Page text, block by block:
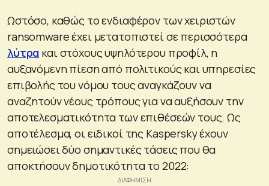
Ωστόσο, καθώς το ενδιαφέρον των χειριστών
ransomware έχει μετατοπιστεί σε περισσότερα
λύτρα και στόχους υψηλότερου προφίλ, η
αυξανόμενη πίεση από πολιτικούς και υπηρεσίες
επιβολής του νόμου τους αναγκάζουν να
αναζητούν νέους τρόπους για να αυξήσουν την
αποτελεσματικότητα των επιθέσεών τους. Ως
αποτέλεσμα, οι ειδικοί της Kaspersky έχουν
σημειώσει δύο σημαντικές τάσεις που θα
αποκτήσουν δημοτικότητα το 2022: